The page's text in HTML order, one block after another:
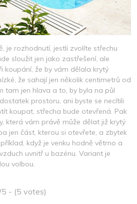
je rozhodnutí, jestli zvolíte střechu
sloužit jen jako zastřešení, ale
koupání, že by vám dělala krytý
že sahají jen několik centimetrů od
tam jen hlava a to, by byla na půl
prostoru, ani byste se necítili
koupat, střecha bude otevřená. Pak
která vám právě může dělat již krytý
jen část, kterou si otevřete, a zbytek
když je venku hodně větrno a
uvnitř u bazénu. Variant je
volbou.
- (5 votes)